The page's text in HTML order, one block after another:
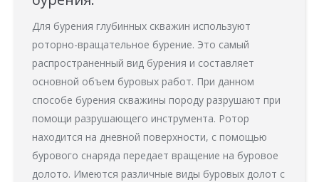
Для бурения глубинных скважин используют
роторно-вращательное бурение. Это самый
распространенный вид бурения и составляет
основной объем буровых работ. При данном
способе бурения скважины породу разрушают при
помощи разрушающего инструмента. Ротор
находится на дневной поверхности, с помощью
бурового снаряда передает вращение на буровое
долото. Имеются различные виды буровых долот с